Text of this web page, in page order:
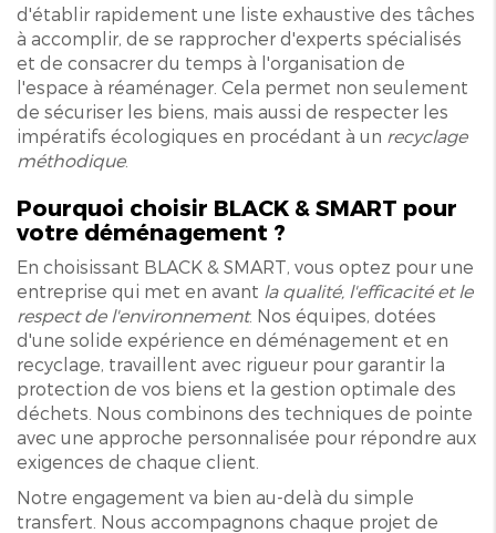
d'établir rapidement une liste exhaustive des tâches
à accomplir, de se rapprocher d'experts spécialisés
et de consacrer du temps à l'organisation de
l'espace à réaménager. Cela permet non seulement
de sécuriser les biens, mais aussi de respecter les
impératifs écologiques en procédant à un recyclage
méthodique.
Pourquoi choisir BLACK & SMART pour
votre déménagement ?
En choisissant BLACK & SMART, vous optez pour une
entreprise qui met en avant la qualité, l'efficacité et le
respect de l'environnement. Nos équipes, dotées
d'une solide expérience en déménagement et en
recyclage, travaillent avec rigueur pour garantir la
protection de vos biens et la gestion optimale des
déchets. Nous combinons des techniques de pointe
avec une approche personnalisée pour répondre aux
exigences de chaque client.
Notre engagement va bien au-delà du simple
transfert. Nous accompagnons chaque projet de